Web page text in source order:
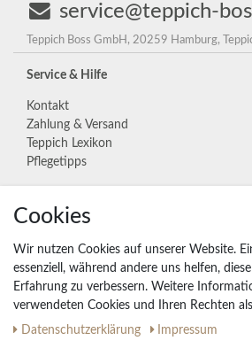
service@teppich-
Teppich Boss GmbH, 20259 Hamburg,
Service & Hilfe
Kontakt
Zahlung & Versand
Teppich Lexikon
Pflegetipps
Unternehmen
Widerrufs­recht
Vertrag widerrufen
Impressum
Daten­schutz­erklärung
AGB
Cookies
Wir nutzen Cookies auf unserer Website.
essenziell, während andere uns helfen,
Erfahrung zu verbessern. Weitere
verwendeten Cookies und Ihren Rechten
Daten­schutz­erklärung
Impressum